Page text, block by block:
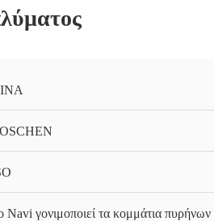
Navi γονιμοποιεί τα κομμάτια πυρήνων